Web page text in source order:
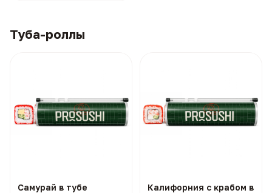
Туба-роллы
Самурай в тубе
Калифорния с крабом в